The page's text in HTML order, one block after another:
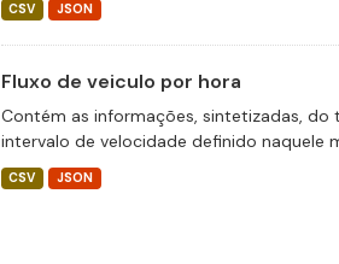
CSV JSON
Fluxo de veiculo por hora
Contém as informações, sintetizadas,
intervalo de velocidade definido naquele
CSV JSON